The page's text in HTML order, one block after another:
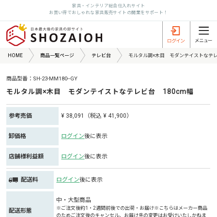
家具・インテリア総合仕入れサイト
お買い得でおしゃれな家具販売サイトの開業をサポート！
HOME 商品一覧ページ テレビ台 モルタル調×木目 モダンテイストなテ
商品型番：SH-23-MM180--GY
モルタル調×木目 モダンテイストなテレビ台 180cm幅
参考売価 ¥ 38,091（税込 ¥ 41,900）
卸価格 ログイン後に表示
店舗様利益額 ログイン後に表示
配送料 ログイン後に表示
配送形態
中・大型商品
※ご注文後約1・2週間前後での出荷・お届け※こちらはメーカー商品
のためご注文後のキャンセル、お届け先の変更はお受けいたしかねま